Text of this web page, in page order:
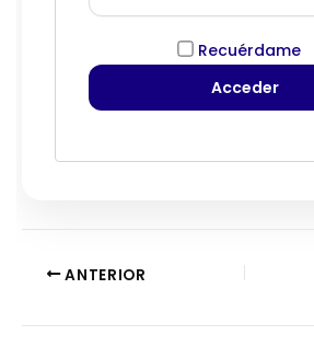
Recuérdame
ANTERIOR